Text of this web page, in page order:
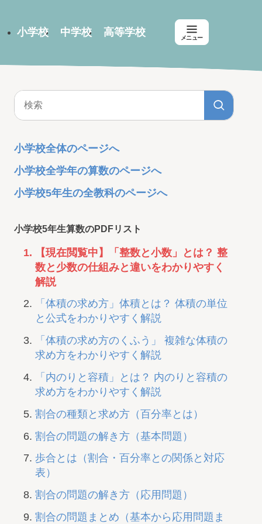
小学校 中学校 高等学校 メニュー
小学校全体のページへ
小学校全学年の算数のページへ
小学校5年生の全教科のページへ
小学校5年生算数のPDFリスト
【現在閲覧中】「整数と小数」とは？ 整
数と少数の仕組みと違いをわかりやすく
解説
「体積の求め方」体積とは？ 体積の単位
と公式をわかりやすく解説
「体積の求め方のくふう」 複雑な体積の
求め方をわかりやすく解説
「内のりと容積」とは？ 内のりと容積の
求め方をわかりやすく解説
割合の種類と求め方（百分率とは）
割合の問題の解き方（基本問題）
歩合とは（割合・百分率との関係と対応
表）
割合の問題の解き方（応用問題）
割合の問題まとめ（基本から応用問題ま